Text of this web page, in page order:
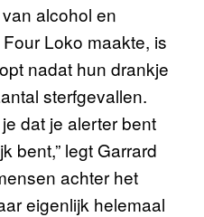
alcohol en
Loko maakte, is
nadat hun drankje
sterfgevallen.
dat je alerter bent
bent,” legt Garrard
achter het
eigenlijk helemaal